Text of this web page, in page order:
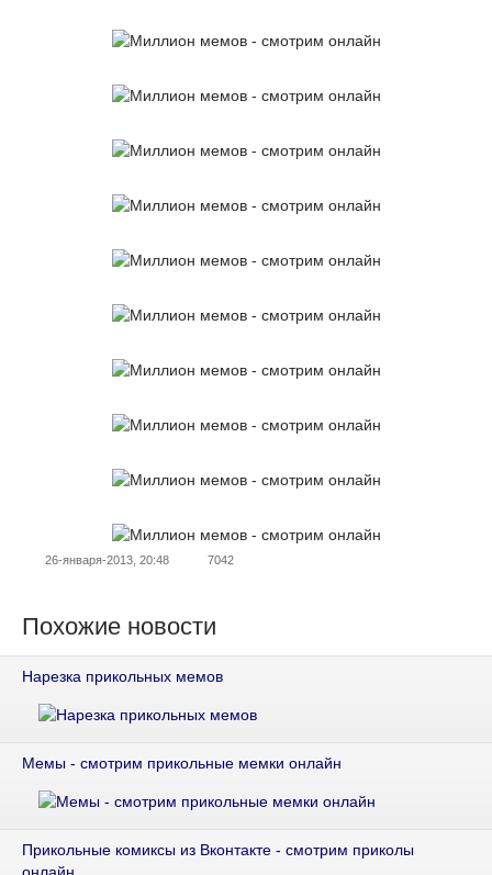
26-января-2013, 20:48 7042
Похожие новости
Нарезка прикольных мемов
Мемы - смотрим прикольные мемки онлайн
Прикольные комиксы из Вконтакте - смотрим приколы